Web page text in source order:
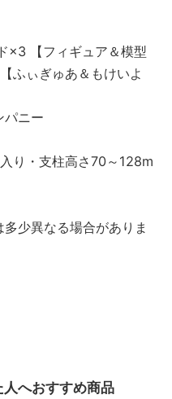
×3 【フィギュア＆模型
ふぃぎゅあ＆もけいよ
パニー
り・支柱高さ70～128m
少異なる場合がありま
へおすすめ商品